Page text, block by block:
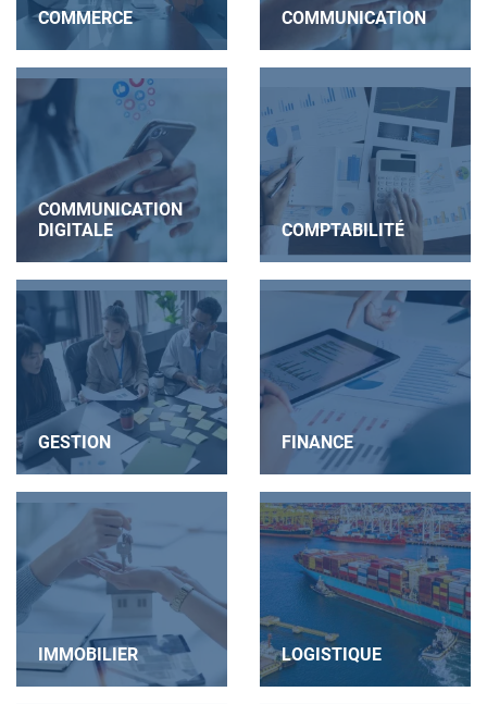
COMMERCE COMMUNICATION
COMMUNICATION
DIGITALE
COMPTABILITÉ
GESTION FINANCE
IMMOBILIER LOGISTIQUE